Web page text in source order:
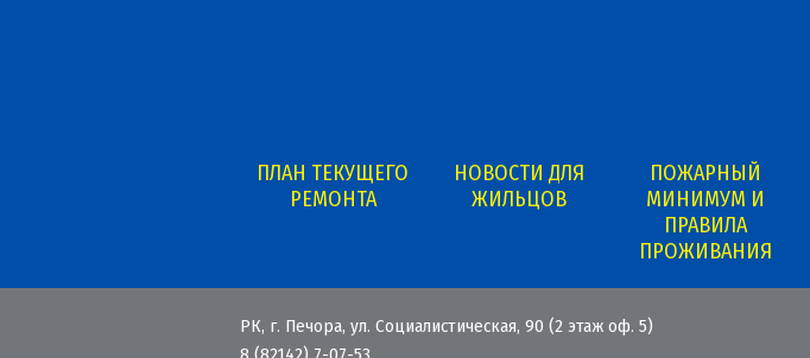
ПЛАН ТЕКУЩЕГО
РЕМОНТА
НОВОСТИ ДЛЯ
ЖИЛЬЦОВ
ПОЖАРНЫЙ
МИНИМУМ И
ПРАВИЛА
ПРОЖИВАНИЯ
РК, г. Печора, ул. Социалистическая, 90 (2 этаж оф. 5)